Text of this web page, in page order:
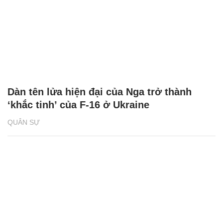
QUÂN SỰ
Dàn tên lửa hiện đại của Nga trở thành
‘khắc tinh’ của F-16 ở Ukraine